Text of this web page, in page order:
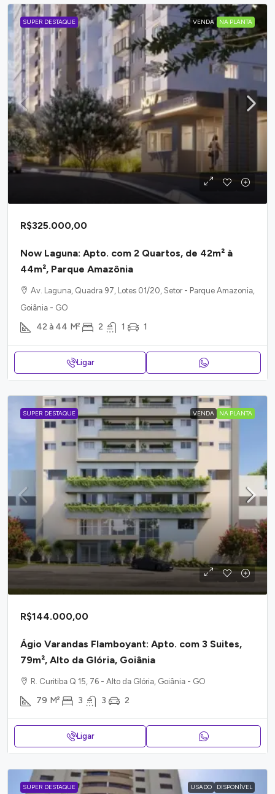
SUPER DESTAQUE VENDA NA PLANTA
R$325.000,00
Now Laguna: Apto. com 2 Quartos, de 42m² à
44m², Parque Amazônia
Av. Laguna, Quadra 97, Lotes 01/20, Setor - Parque Amazonia,
Goiânia - GO
42 à 44 M² 2 1 1
Ligar
SUPER DESTAQUE VENDA NA PLANTA
R$144.000,00
Ágio Varandas Flamboyant: Apto. com 3 Suites,
79m², Alto da Glória, Goiânia
R. Curitiba Q 15, 76 - Alto da Glória, Goiânia - GO
79 M² 3 3 2
Ligar
SUPER DESTAQUE USADO DISPONÍVEL